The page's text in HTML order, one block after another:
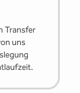
Transfer
uns